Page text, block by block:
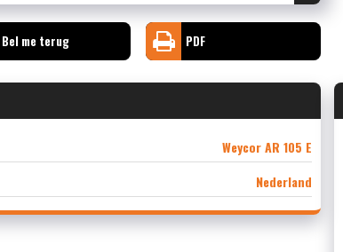
Bel me terug PDF
Weycor AR 105 E
Nederland